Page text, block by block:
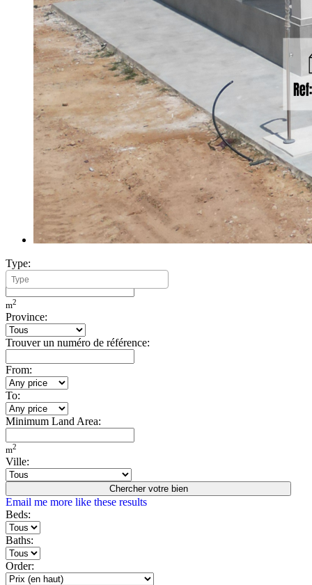
Type:
Minimum Build Area:
m2
Province:
Trouver un numéro de référence:
From:
To:
Minimum Land Area:
m2
Ville:
Chercher votre bien
Email me more like these results
Beds:
Baths:
Order: